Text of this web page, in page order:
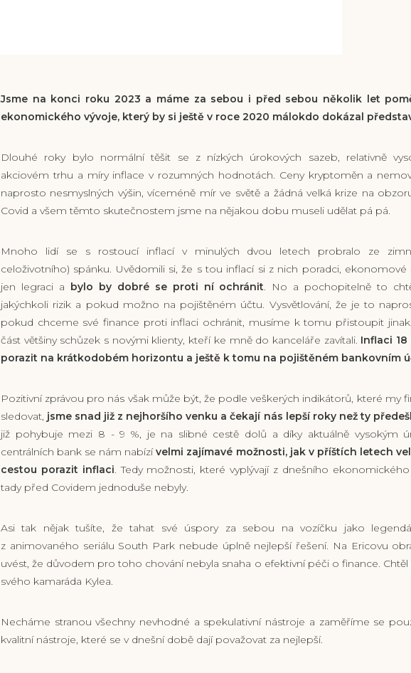
Jsme na konci roku 2023 a máme za sebou i před sebou několik let
ekonomického vývoje, který by si ještě v roce 2020 málokdo dokázal
Dlouhé roky bylo normální těšit se z nízkých úrokových sazeb, relativně
akciovém trhu a míry inflace v rozumných hodnotách. Ceny kryptoměn a
naprosto nesmyslných výšin, víceméně mír ve světě a žádná velká krize na
Covid a všem těmto skutečnostem jsme na nějakou dobu museli udělat pá pá.
Mnoho lidí se s rostoucí inflací v minulých dvou letech probralo ze
celoživotního) spánku. Uvědomili si, že s tou inflací si z nich poradci, ekonomové
jen legraci a bylo by dobré se proti ní ochránit. No a pochopitelně to
jakýchkoli rizik a pokud možno na pojištěném účtu. Vysvětlování, že je to
pokud chceme své finance proti inflaci ochránit, musíme k tomu přistoupit
část většiny schůzek s novými klienty, kteří ke mně do kanceláře zavítali. Inflaci
porazit na krátkodobém horizontu a ještě k tomu na pojištěném bankovním
Pozitivní zprávou pro nás však může být, že podle veškerých indikátorů, které my
sledovat, jsme snad již z nejhoršího venku a čekají nás lepší roky než ty
již pohybuje mezi 8 - 9 %, je na slibné cestě dolů a díky aktuálně vysokým
centrálních bank se nám nabízívelmi zajímavé možnosti, jak v příštích letech
cestou porazit inflaci. Tedy možnosti, které vyplývají z dnešního
tady před Covidem jednoduše nebyly.
Asi tak nějak tušíte, že tahat své úspory za sebou na vozíčku jako
z animovaného seriálu South Park nebude úplně nejlepší řešení. Na Ericovu
uvést, že důvodem pro toho chování nebyla snaha o efektivní péči o finance.
svého kamaráda Kylea.
Necháme stranou všechny nevhodné a spekulativní nástroje a zaměříme se
kvalitní nástroje, které se v dnešní době dají považovat za nejlepší.